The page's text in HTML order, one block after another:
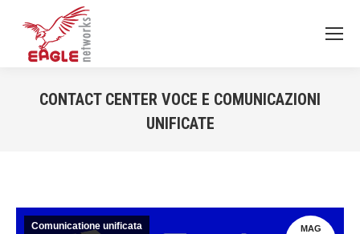
CONTACT CENTER VOCE E COMUNICAZIONI
UNIFICATE
MAG
Comunicatione unificata